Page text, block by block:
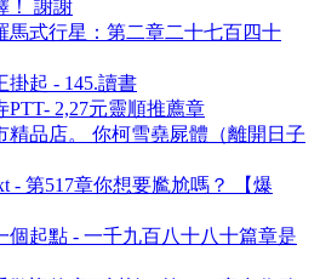
！ 謝謝
馬式行星：第二章二十七百四十
掛起 - 145.讀書
2,27元靈順推薦章
精品店。 你柯雪堯屍體（離開日子
- 第517章你想要尷尬嗎？ 【爆
個起點 - 一千九百八十八十篇章是